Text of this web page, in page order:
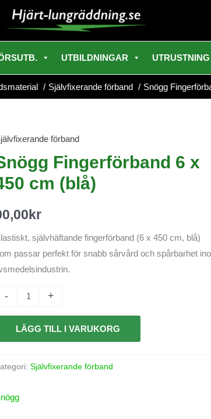
UTBILDNINGAR UTRUSTNING
Självfixerande förband Snögg
förband
Fingerförband 6 x
cm (blå)
kr
självhäftande fingerförband (6 x 450 cm, blå)
passar perfekt för snabb sårvård och spårbarhet
- +
LÄGG TILL I VARUKORG
Självfixerande förband